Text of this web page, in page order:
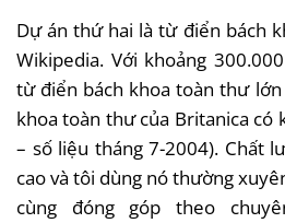
Dự án thứ hai là từ điển bách
Wikipedia. Với khoảng
từ điển bách khoa toàn thư
khoa toàn thư của Britanica có
– số liệu tháng 7-2004). Chất
cao và tôi dùng nó thường
cùng đóng góp theo